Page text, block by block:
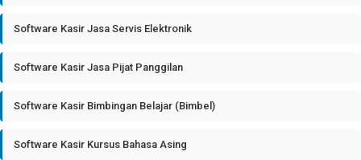
Software Kasir Jasa Servis Elektronik
Software Kasir Jasa Pijat Panggilan
Software Kasir Bimbingan Belajar (Bimbel)
Software Kasir Kursus Bahasa Asing